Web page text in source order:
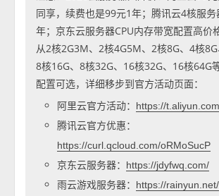
同享，续费也是99元1年；腾讯云4核服务
年；京东云服务器CPU内存带宽配置高价
从2核2G3M、2核4G5M、2核8G、4核8G
8核16G、8核32G、16核32G、16核64G
配置可选，详细移步到官方活动页面：
阿里云官方活动：
https://
腾讯云官方优惠：
https://curl.qcloud.com/oRMoSucP
京东云服务器： https://jdyfwq.com/
雨云游戏服务器： https://rainyun.net/